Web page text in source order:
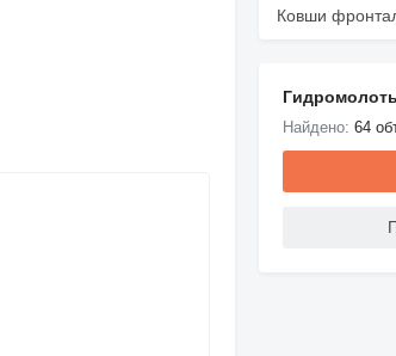
Ковши
Найдено:64